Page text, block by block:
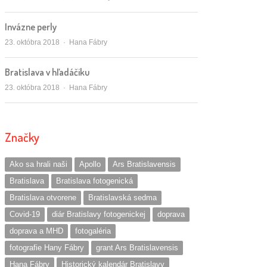
Invázne perly
23. októbra 2018 Autor/ka
Hana Fábry
Bratislava v hľadáčiku
23. októbra 2018 Autor/ka
Hana Fábry
Značky
Ako sa hrali naši Apollo
Ars Bratislavensis
Bratislava
Bratislava fotogenická
Bratislava otvorene
Bratislavská sedma
Covid-19
diár Bratislavy fotogenickej
doprava
doprava a MHD
fotogaléria
fotografie Hany Fábry
grant Ars Bratislavensis
Hana Fábry
Historický kalendár Bratislavy